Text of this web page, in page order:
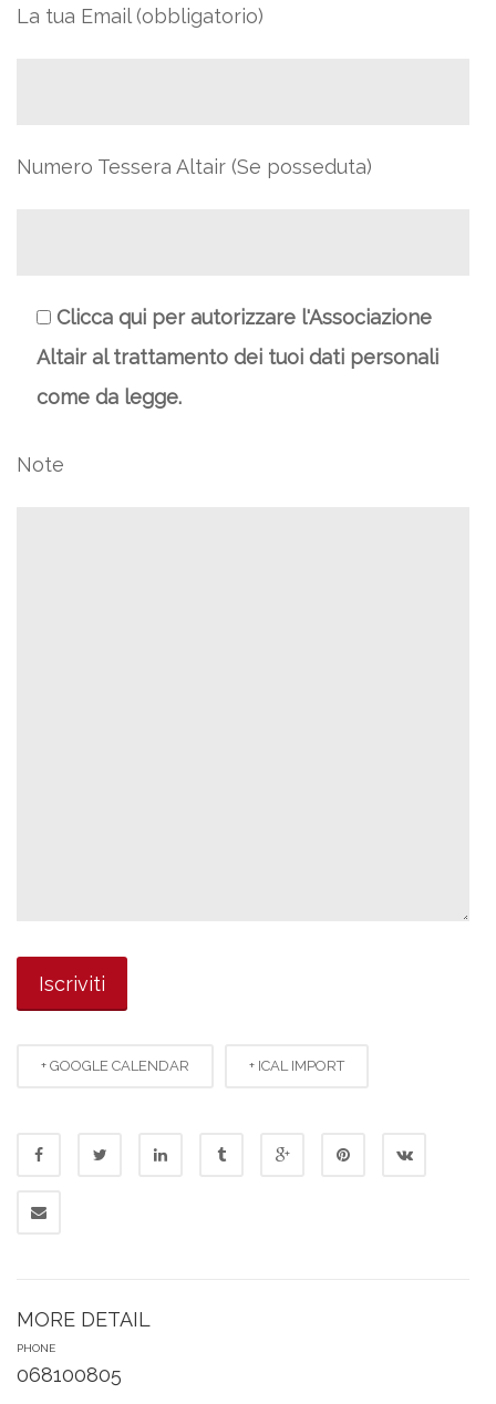
La tua Email (obbligatorio)
Numero Tessera Altair (Se posseduta)
Clicca qui per autorizzare l'Associazione
Altair al trattamento dei tuoi dati personali
come da legge.
Note
+ GOOGLE CALENDAR + ICAL IMPORT
MORE DETAIL
PHONE
068100805